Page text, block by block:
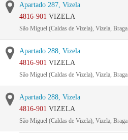
Apartado 287, Vizela
4816-901 VIZELA
São Miguel (Caldas de Vizela), Vizela, Braga
Apartado 288, Vizela
4816-901 VIZELA
São Miguel (Caldas de Vizela), Vizela, Braga
Apartado 288, Vizela
4816-901 VIZELA
São Miguel (Caldas de Vizela), Vizela, Braga